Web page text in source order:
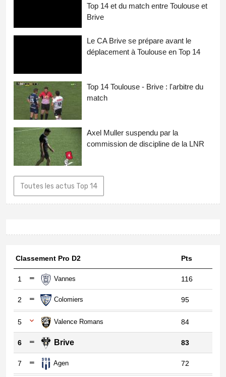
Top 14 et du match entre Toulouse et
Brive
Le CA Brive se prépare avant le
déplacement à Toulouse en Top 14
Top 14 Toulouse - Brive : l'arbitre du
match
Axel Muller suspendu par la
commission de discipline de la LNR
Toutes les actus Top 14
Classement Pro D2 Pts
1 Vannes 116
2 Colomiers 95
5 Valence Romans 84
6 Brive 83
7 Agen 72